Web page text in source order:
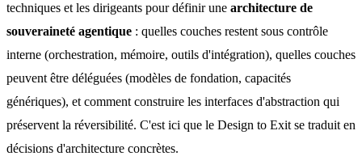
techniques et les dirigeants pour définir une architecture de
souveraineté agentique : quelles couches restent sous contrôle
interne (orchestration, mémoire, outils d'intégration), quelles couches
peuvent être déléguées (modèles de fondation, capacités
génériques), et comment construire les interfaces d'abstraction qui
préservent la réversibilité. C'est ici que le Design to Exit se traduit en
décisions d'architecture concrètes.